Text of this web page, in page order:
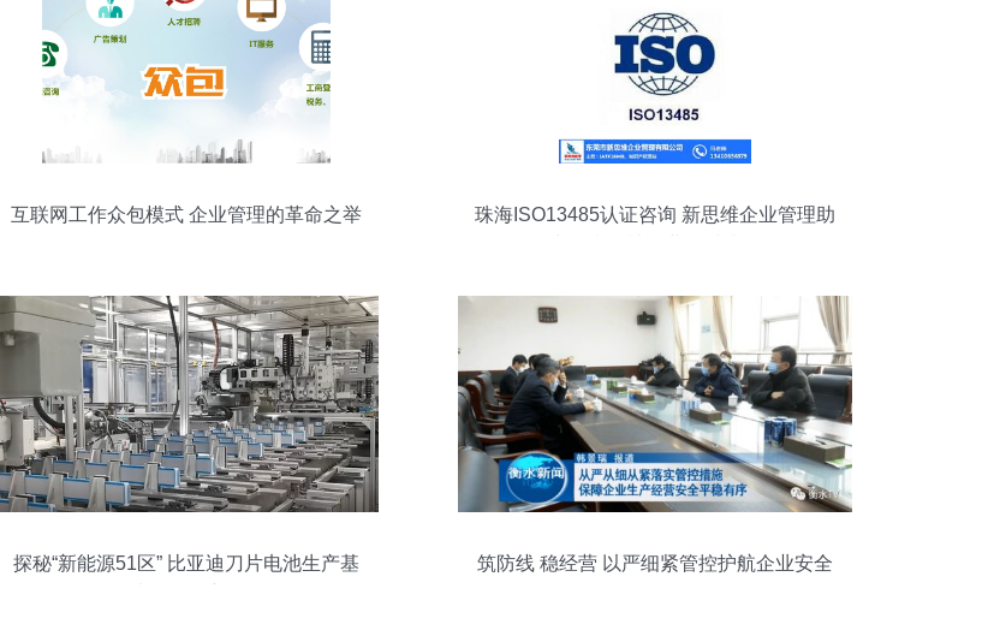
互联网工作众包模式 企业管理的革命之举
珠海ISO13485认证咨询 新思维企业管理助
探秘“新能源51区” 比亚迪刀片电池生产基
筑防线 稳经营 以严细紧管控护航企业安全